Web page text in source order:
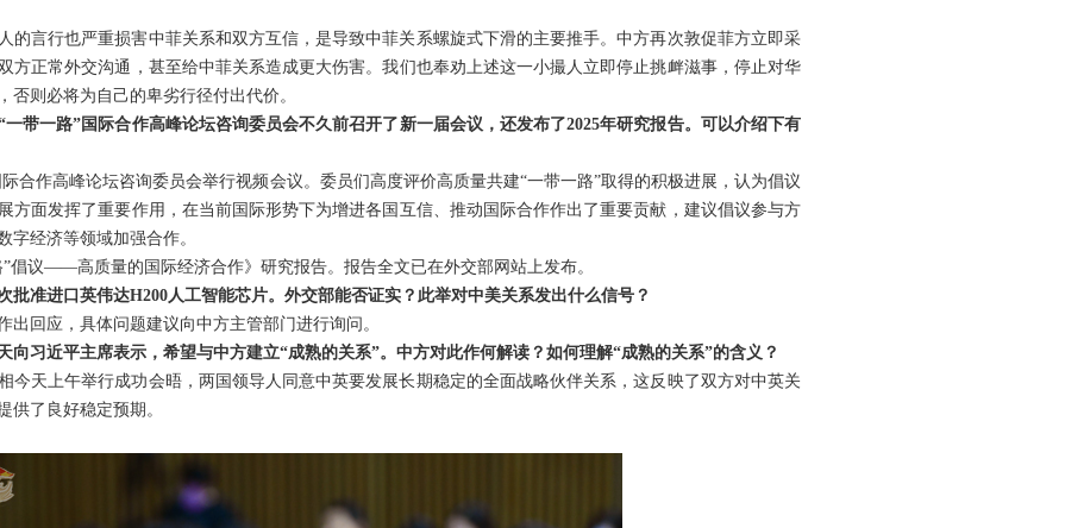
的言行也严重损害中菲关系和双方互信，是导致中菲关系螺旋式下滑的主要推手。中方再次敦促菲方立即采
方正常外交沟通，甚至给中菲关系造成更大伤害。我们也奉劝上述这一小撮人立即停止挑衅滋事，停止对华
则必将为自己的卑劣行径付出代价。
一带一路”国际合作高峰论坛咨询委员会不久前召开了新一届会议，还发布了2025年研究报告。可以介绍下有
合作高峰论坛咨询委员会举行视频会议。委员们高度评价高质量共建“一带一路”取得的积极进展，认为倡议
方面发挥了重要作用，在当前国际形势下为增进各国互信、推动国际合作作出了重要贡献，建议倡议参与方
字经济等领域加强合作。
倡议——高质量的国际经济合作》研究报告。报告全文已在外交部网站上发布。
批准进口英伟达H200人工智能芯片。外交部能否证实？此举对中美关系发出什么信号？
出回应，具体问题建议向中方主管部门进行询问。
向习近平主席表示，希望与中方建立“成熟的关系”。中方对此作何解读？如何理解“成熟的关系”的含义？
今天上午举行成功会晤，两国领导人同意中英要发展长期稳定的全面战略伙伴关系，这反映了双方对中英关
供了良好稳定预期。